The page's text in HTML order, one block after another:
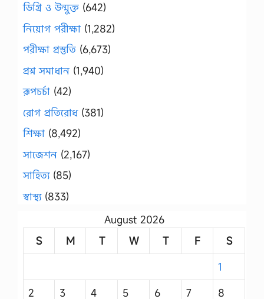
ডিগ্রি ও উন্মুক্ত (642)
নিয়োগ পরীক্ষা (1,282)
পরীক্ষা প্রস্তুতি (6,673)
প্রশ্ন সমাধান (1,940)
রূপচর্চা (42)
রোগ প্রতিরোধ(381)
শিক্ষা (8,492)
সাজেশন (2,167)
সাহিত্য(85)
স্বাস্থ্য(833)
August 2026
S
M T W T F
S
1
2
3 4 5 6 7 8